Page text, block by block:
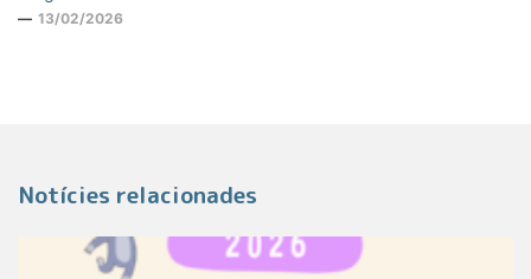
13/02/2026
Notícies relacionades